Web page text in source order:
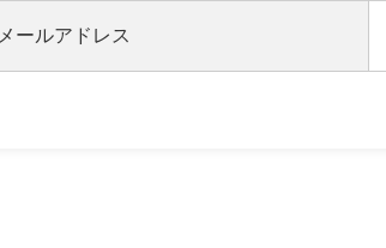
メールアドレス